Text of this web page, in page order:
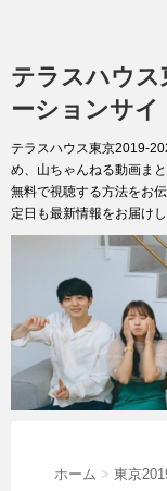
テラスハウス
ーションサイ
テラスハウス東京2019-
め、山ちゃんねる動画ま
無料で視聴する方法をお
定日も最新情報をお届けし
ホーム > 東京